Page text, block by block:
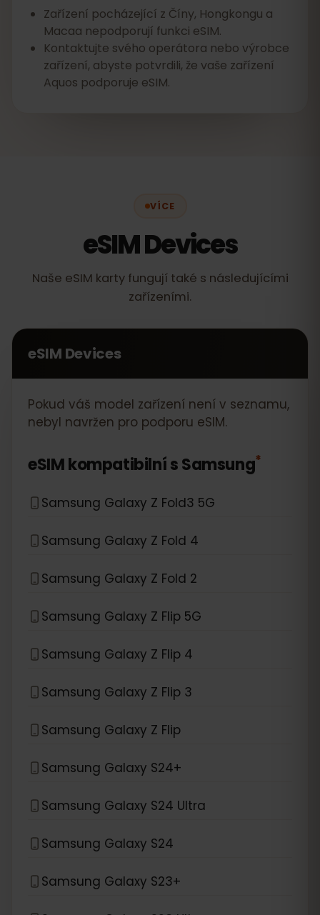
Zařízení pocházející z Číny, Hongkongu a
Macaa nepodporují funkci eSIM.
Kontaktujte svého operátora nebo výrobce
zařízení, abyste potvrdili, že vaše zařízení
Aquos podporuje eSIM.
VÍCE
eSIM Devices
Naše eSIM karty fungují také s následujícími
zařízeními.
eSIM Devices
Pokud váš model zařízení není v seznamu,
nebyl navržen pro podporu eSIM.
eSIM kompatibilní sSamsung*
Samsung Galaxy Z Fold3 5G
Samsung Galaxy Z Fold 4
Samsung Galaxy Z Fold 2
Samsung Galaxy Z Flip 5G
Samsung Galaxy Z Flip 4
Samsung Galaxy Z Flip 3
Samsung Galaxy Z Flip
Samsung Galaxy S24+
Samsung Galaxy S24 Ultra
Samsung Galaxy S24
Samsung Galaxy S23+